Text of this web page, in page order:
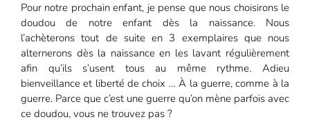
Pour notre prochain enfant, je pense que nous choisirons le
doudou de notre enfant dès la naissance. Nous
l’achèterons tout de suite en 3 exemplaires que nous
alternerons dès la naissance en les lavant régulièrement
afin qu’ils s’usent tous au même rythme. Adieu
bienveillance et liberté de choix … À la guerre, comme à la
guerre. Parce que c’est une guerre qu’on mène parfois avec
ce doudou, vous ne trouvez pas ?